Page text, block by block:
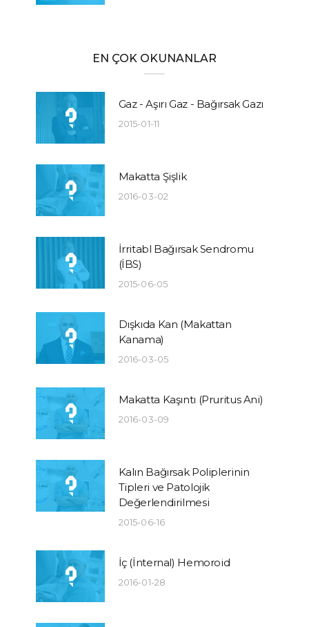
EN ÇOK OKUNANLAR
Gaz - Aşırı Gaz - Bağırsak Gazı
2015-01-11
Makatta Şişlik
2016-03-02
İrritabl Bağırsak Sendromu
(İBS)
2015-06-05
Dışkıda Kan (Makattan
Kanama)
2016-03-05
Makatta Kaşıntı (Pruritus Ani)
2016-03-09
Kalın Bağırsak Poliplerinin
Tipleri ve Patolojik
Değerlendirilmesi
2015-06-16
İç (İnternal) Hemoroid
2016-01-28